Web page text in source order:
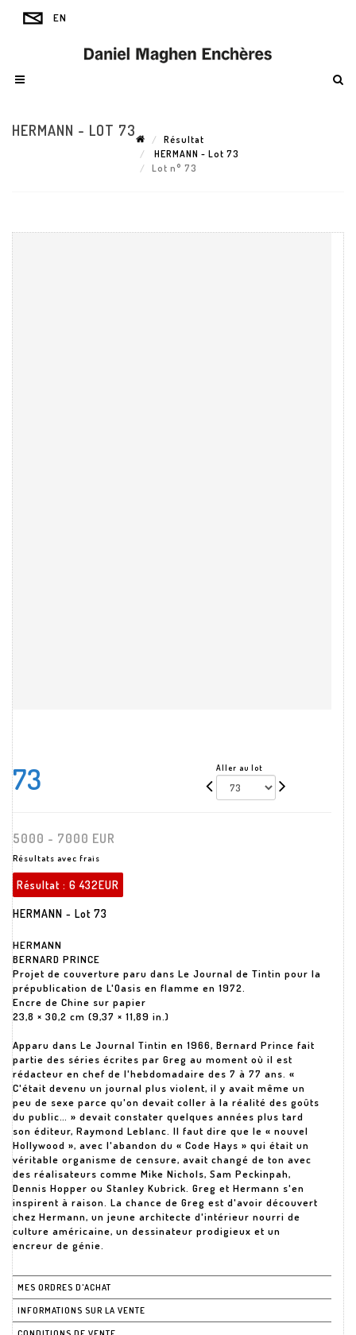
HERMANN - LOT 73
Résultat
HERMANN - Lot 73
Lot n° 73
73 Aller au lot
5000 - 7000 EUR
Résultats avec frais
Résultat : 6 432EUR
HERMANN - Lot 73
HERMANN
BERNARD PRINCE
Projet de couverture paru dans Le Journal de Tintin pour la
prépublication de L'Oasis en flamme en 1972.
Encre de Chine sur papier
23,8 × 30,2 cm (9,37 × 11,89 in.)
Apparu dans Le Journal Tintin en 1966, Bernard Prince fait
partie des séries écrites par Greg au moment où il est
rédacteur en chef de l'hebdomadaire des 7 à 77 ans. «
C'était devenu un journal plus violent, il y avait même un
peu de sexe parce qu'on devait coller à la réalité des goûts
du public… » devait constater quelques années plus tard
son éditeur, Raymond Leblanc. Il faut dire que le « nouvel
Hollywood », avec l'abandon du « Code Hays » qui était un
véritable organisme de censure, avait changé de ton avec
des réalisateurs comme Mike Nichols, Sam Peckinpah,
Dennis Hopper ou Stanley Kubrick. Greg et Hermann s'en
inspirent à raison. La chance de Greg est d'avoir découvert
chez Hermann, un jeune architecte d'intérieur nourri de
culture américaine, un dessinateur prodigieux et un
encreur de génie.
MES ORDRES D'ACHAT
INFORMATIONS SUR LA VENTE